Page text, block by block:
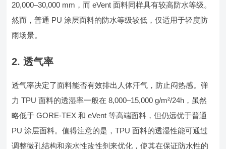
20,000–30,000 mm，而 eVent 面料同样具有较高防水等级。
然而，普通 PU 涂层面料的防水等级较低，仅适用于轻度防
雨场景。
2. 透气率
透气率决定了面料能否有效排出人体汗气，防止闷热感。弹
力 TPU 面料的透湿率一般在 8,000–15,000 g/m²/24h，虽然
略低于 GORE-TEX 和 eVent 等高端面料，但仍远优于普通
PU 涂层面料。值得注意的是，TPU 面料的透湿性能可通过
调整微孔结构和亲水性改性剂来优化，使其在保证防水性的